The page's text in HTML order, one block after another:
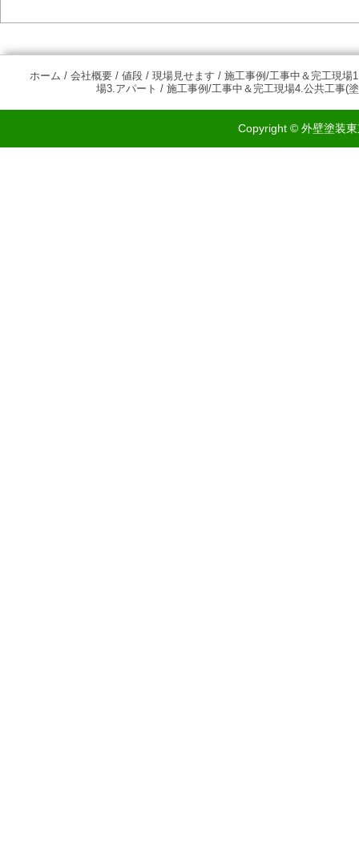
ホーム / 会社概要 / 値段 / 現場見せます / 施工事例/工事中＆完工現場
場3.アパート / 施工事例/工事中＆完工現場4.公共工事(
Copyright © 外壁塗装